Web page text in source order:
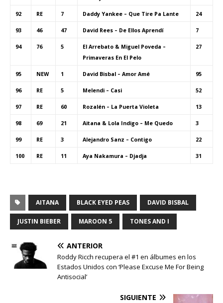
92 RE 7 Daddy Yankee – Que Tire Pa Lante 24
93 46 47 David Rees – De Ellos Aprendí 7
94 76 5
El Arrebato & Miguel Poveda –
Primaveras En El Pelo
27
95 NEW 1 David Bisbal – Amor Amé 95
96 RE 5 Melendi – Casi 52
97 RE 60 Rozalén – La Puerta Violeta 13
98 69 21 Aitana & Lola Indigo – Me Quedo 3
99 RE 3 Alejandro Sanz – Contigo 22
100 RE 11 Aya Nakamura – Djadja 31
AITANA BLACK EYED PEAS DAVID BISBAL
JUSTIN BIEBER MAROON 5 TONES AND I
ANTERIOR
Roddy Ricch recupera el #1 en álbumes en los
Estados Unidos con ‘Please Excuse Me For Being
Antisocial’
SIGUIENTE